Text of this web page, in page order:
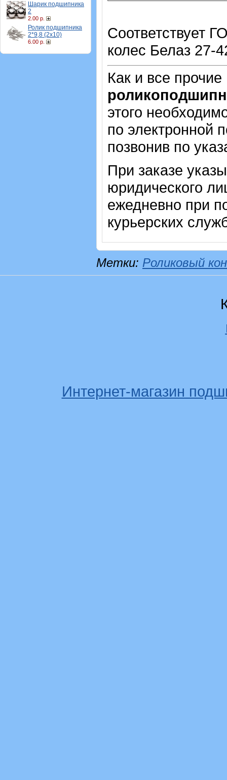
Шарик подшипника
2
2.00 р.
Ролик подшипника
2*9,8 (2х10)
6.00 р.
Соответствует
колес Белаз 27-
Как и все
этого
по электронной
позвонив по
При заказе
юридического
ежедневно при
курьерских
Метки: Роликовый
Интернет-магазин